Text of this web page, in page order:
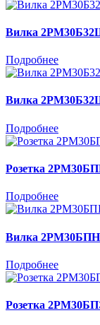
Вилка
Подробнее
Вилка
Подробнее
Розетка
Подробнее
Вилка
Подробнее
Розетка